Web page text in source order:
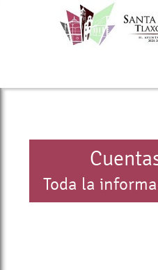
Toda la